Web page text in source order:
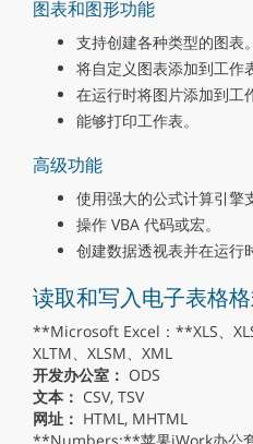
图表和图形功能
支持创建各种类型的图表。
将自定义图表添加到工作
在运行时将图片添加到工
能够打印工作表。
高级功能
使用强大的公式计算引擎
操作 VBA 代码或宏。
创建数据透视表并在运行
读取和写入电子表格
**Microsoft Excel：**XLS、
XLTM、XLSM、XML
开发办公室： ODS
文本： CSV, TSV
网址： HTML, MHTML